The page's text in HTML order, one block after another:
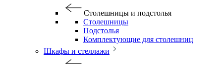
Столешницы и подстолья
Столешницы
Подстолья
Комплектующие для столешниц
Шкафы и стеллажи